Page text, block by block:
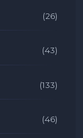
(26)
(43)
(133)
(46)